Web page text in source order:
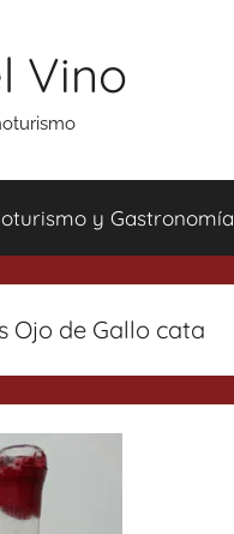
Vino
y Gastronomía
Ojo de Gallo cata